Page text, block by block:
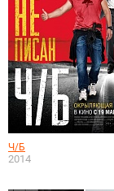
Ч/Б
2014